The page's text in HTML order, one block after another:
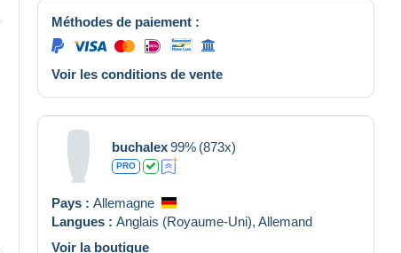
Méthodes de paiement :
Voir les conditions de vente
buchalex99% (873x)
PRO
Pays : Allemagne
Langues : Anglais (Royaume-Uni), Allemand
Voir la boutique